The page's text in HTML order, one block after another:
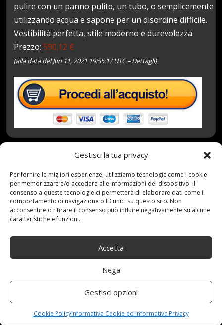
Gestisci la tua privacy
Per fornire le migliori esperienze, utilizziamo tecnologie come i cookie
per memorizzare e/o accedere alle informazioni del dispositivo. Il
consenso a queste tecnologie ci permetterà di elaborare dati come il
comportamento di navigazione o ID unici su questo sito. Non
acconsentire o ritirare il consenso può influire negativamente su alcune
caratteristiche e funzioni.
Accetta
Nega
Gestisci opzioni
Cookie PolicyInformativa Cookie ed informativa Privacy
pulire con un panno pulito, un tubo, o semplicemente
utilizzando acqua e sapone per un disordine difficile.
Vestibilità perfetta, stile moderno e durevolezza.
Prezzo:590,12 €
(alla data del Jun 11, 2021 19:55:17 UTC –Dettagli)
misura,passeggeri,Sedona,Set,Smartliner,
Tappetini
Categories: Shop
Assicurazione auto e sostituzione lunotto: le cose
Range Rover: un’icona tra i luxury SUV